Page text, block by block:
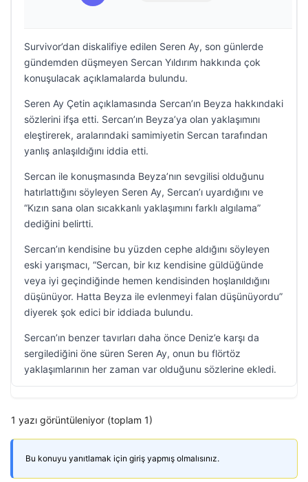
Survivor’dan diskalifiye edilen Seren Ay, son günlerde
gündemden düşmeyen Sercan Yıldırım hakkında çok
konuşulacak açıklamalarda bulundu.
Seren Ay Çetin açıklamasında Sercan’ın Beyza hakkındaki
sözlerini ifşa etti. Sercan’ın Beyza’ya olan yaklaşımını
eleştirerek, aralarındaki samimiyetin Sercan tarafından
yanlış anlaşıldığını iddia etti.
Sercan ile konuşmasında Beyza’nın sevgilisi olduğunu
hatırlattığını söyleyen Seren Ay, Sercan’ı uyardığını ve
“Kızın sana olan sıcakkanlı yaklaşımını farklı algılama”
dediğini belirtti.
Sercan’ın kendisine bu yüzden cephe aldığını söyleyen
eski yarışmacı, “Sercan, bir kız kendisine güldüğünde
veya iyi geçindiğinde hemen kendisinden hoşlanıldığını
düşünüyor. Hatta Beyza ile evlenmeyi falan düşünüyordu”
diyerek şok edici bir iddiada bulundu.
Sercan’ın benzer tavırları daha önce Deniz’e karşı da
sergilediğini öne süren Seren Ay, onun bu flörtöz
yaklaşımlarının her zaman var olduğunu sözlerine ekledi.
1 yazı görüntüleniyor (toplam 1)
Bu konuyu yanıtlamak için giriş yapmış olmalısınız.